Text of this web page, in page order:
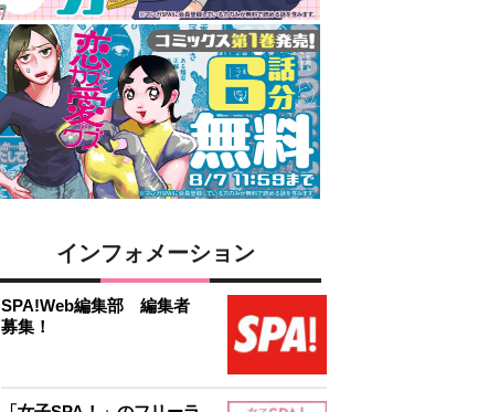
インフォメーション
SPA!Web編集部 編集者
募集！